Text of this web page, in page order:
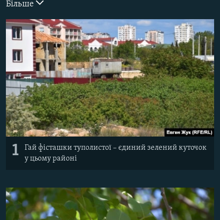
СВІДЧЕННЯ ОКУПАЦІЇ
УКРАЇНСЬКА ПРОБЛЕМА КРИМУ
ІНФОГРАФІКА
Русский
Qırımtatar
ДОЛУЧАЙСЯ!
Усі сайти RFE/RL
Більше
1
Гай фісташки туполистої – єдиний зелений куточок
у цьому районі